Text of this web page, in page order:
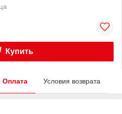
Купить
Оплата Условия возврата